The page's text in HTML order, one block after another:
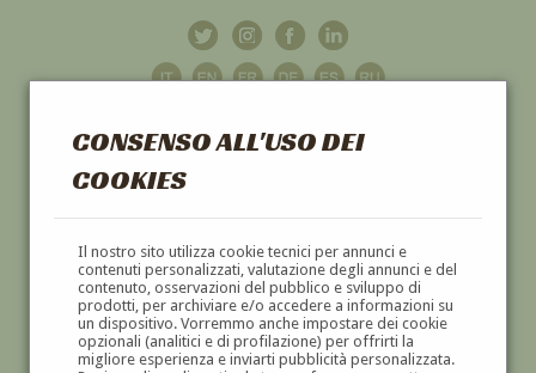
CONSENSO ALL'USO DEI
COOKIES
Il nostro sito utilizza cookie tecnici per annunci e
contenuti personalizzati, valutazione degli annunci e del
contenuto, osservazioni del pubblico e sviluppo di
prodotti, per archiviare e/o accedere a informazioni su
un dispositivo. Vorremmo anche impostare dei cookie
opzionali (analitici e di profilazione) per offrirti la
migliore esperienza e inviarti pubblicità personalizzata.
GALLERIAD'ARTE
DIPINTI E SCULTURE '800 E '900